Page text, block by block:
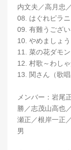
内文夫／高月忠
08. はぐれピラニ
09. 有難うござ
10. やめましょ
11. 菜の花ダモ
12. 村歌～わし
13. 関さん（歌唱
メンバー：岩尾
勝／志茂山高也
瀬正／根岸一正
男